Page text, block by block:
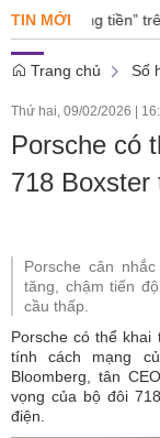
TIN MỚI
“đáng tiền” trên
Trang chủ Số
Thứ hai, 09/02/2026
Porsche có
718
Porsche cân
tăng, chậm tiến
cầu thấp.
Porsche có thể
tính cách mạng
Bloomberg, tân
vọng của bộ đôi
điện.